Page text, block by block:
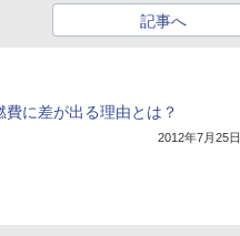
記事へ
に差が出る理由とは？
2012年7月25日